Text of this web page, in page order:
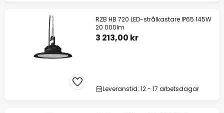
RZB HB 720 LED-strålkastare IP65 145W
20 000lm
3 213,00 kr
Leveranstid: 12 - 17 arbetsdagar